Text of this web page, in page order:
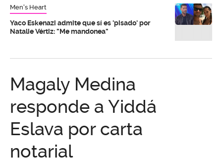
Men's Heart
Yaco Eskenazi admite que sí es 'pisado' por
Natalie Vértiz: "Me mandonea"
Magaly Medina
responde a Yiddá
Eslava por carta
notarial